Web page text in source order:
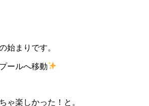
始まりです。
ールへ移動
ゃ楽しかった！と。